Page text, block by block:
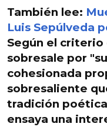
También lee:
Luis Sepúlveda
Según el criterio
sobresale por
cohesionada
sobresaliente
tradición
ensaya una